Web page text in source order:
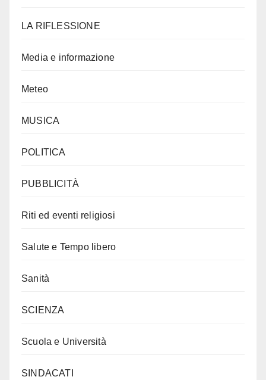
LA RIFLESSIONE
Media e informazione
Meteo
MUSICA
POLITICA
PUBBLICITÀ
Riti ed eventi religiosi
Salute e Tempo libero
Sanità
SCIENZA
Scuola e Università
SINDACATI